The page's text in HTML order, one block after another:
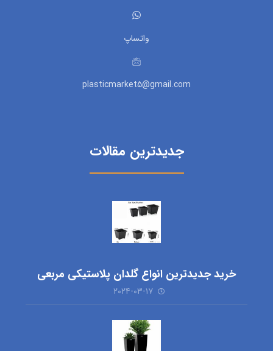
واتساپ
plasticmarket5@gmail.com
جدیدترین مقالات
خرید جدیدترین انواع گلدان پلاستیکی مربعی
۲۰۲۴-۰۳-۱۷